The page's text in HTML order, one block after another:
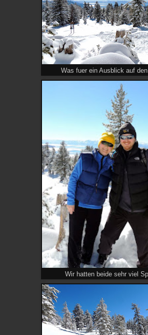
Was fuer ein Ausblick auf
Wir hatten beide sehr viel